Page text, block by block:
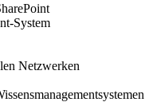
System
Netzwerken